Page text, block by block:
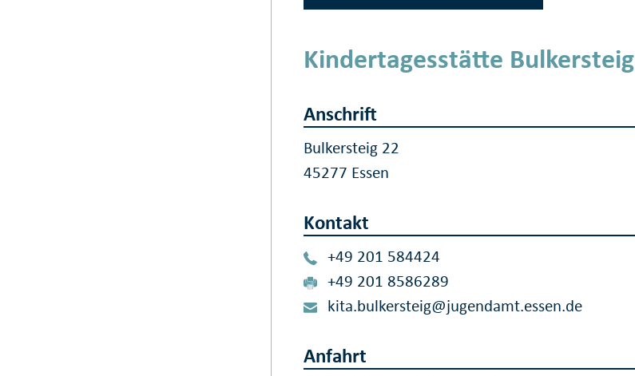
Kindertagesstätte Bulkersteig
Anschrift
Bulkersteig 22
45277 Essen
Kontakt
+49 201 584424
+49 201 8586289
kita.bulkersteig@jugendamt.essen.de
Anfahrt